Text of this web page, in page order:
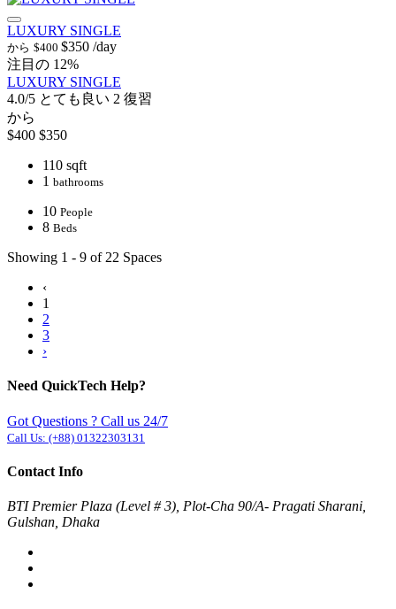
LUXURY SINGLE
から $400 $350 /day
注目の 12%
LUXURY SINGLE
4.0/5 とても良い 2 復習
から
$400 $350
110 sqft
1 bathrooms
10 People
8 Beds
Showing 1 - 9 of 22 Spaces
‹
1
2
3
›
Need QuickTech Help?
Got Questions ? Call us 24/7
Call Us: (+88) 01322303131
Contact Info
BTI Premier Plaza (Level # 3), Plot-Cha 90/A- Pragati Sharani,
Gulshan, Dhaka